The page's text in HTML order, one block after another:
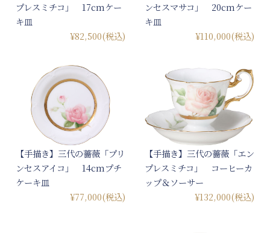
プレスミチコ」 17cmケー
キ皿
¥82,500(税込)
ンセスマサコ」 20cmケー
キ皿
¥110,000(税込)
【手描き】三代の薔薇「プリ
ンセスアイコ」 14cmプチ
ケーキ皿
¥77,000(税込)
【手描き】三代の薔薇「エン
プレスミチコ」 コーヒーカ
ップ＆ソーサー
¥132,000(税込)